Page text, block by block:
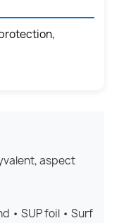
aspect
• SUP foil • Surf